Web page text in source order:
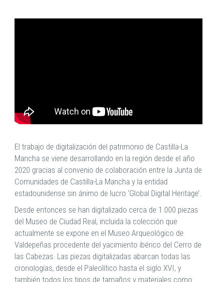
El trabajo de digitalización del patrimonio de Castilla-La
Mancha se viene desarrollando en la región desde el año
2020 gracias al convenio de colaboración entre la Junta de
Comunidades de Castilla-La Mancha y la entidad
estadounidense sin ánimo de lucro ‘Global Digital Heritage’.
Desde entonces se han digitalizado cerca de 1.000 piezas
del Museo de Ciudad Real, incluida la colección que
actualmente se expone en el Museo Arqueológico de
Valdepeñas procedente del yacimiento ibérico del Cerro de
las Cabezas. Las piezas digitalizadas abarcan todas las
cronologías, desde el Paleolítico hasta el siglo XVI, y
también todos los tipos de tamaños y materiales como